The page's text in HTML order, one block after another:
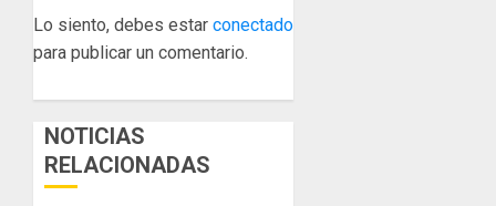
Lo siento, debes estar conectado
para publicar un comentario.
NOTICIAS
RELACIONADAS